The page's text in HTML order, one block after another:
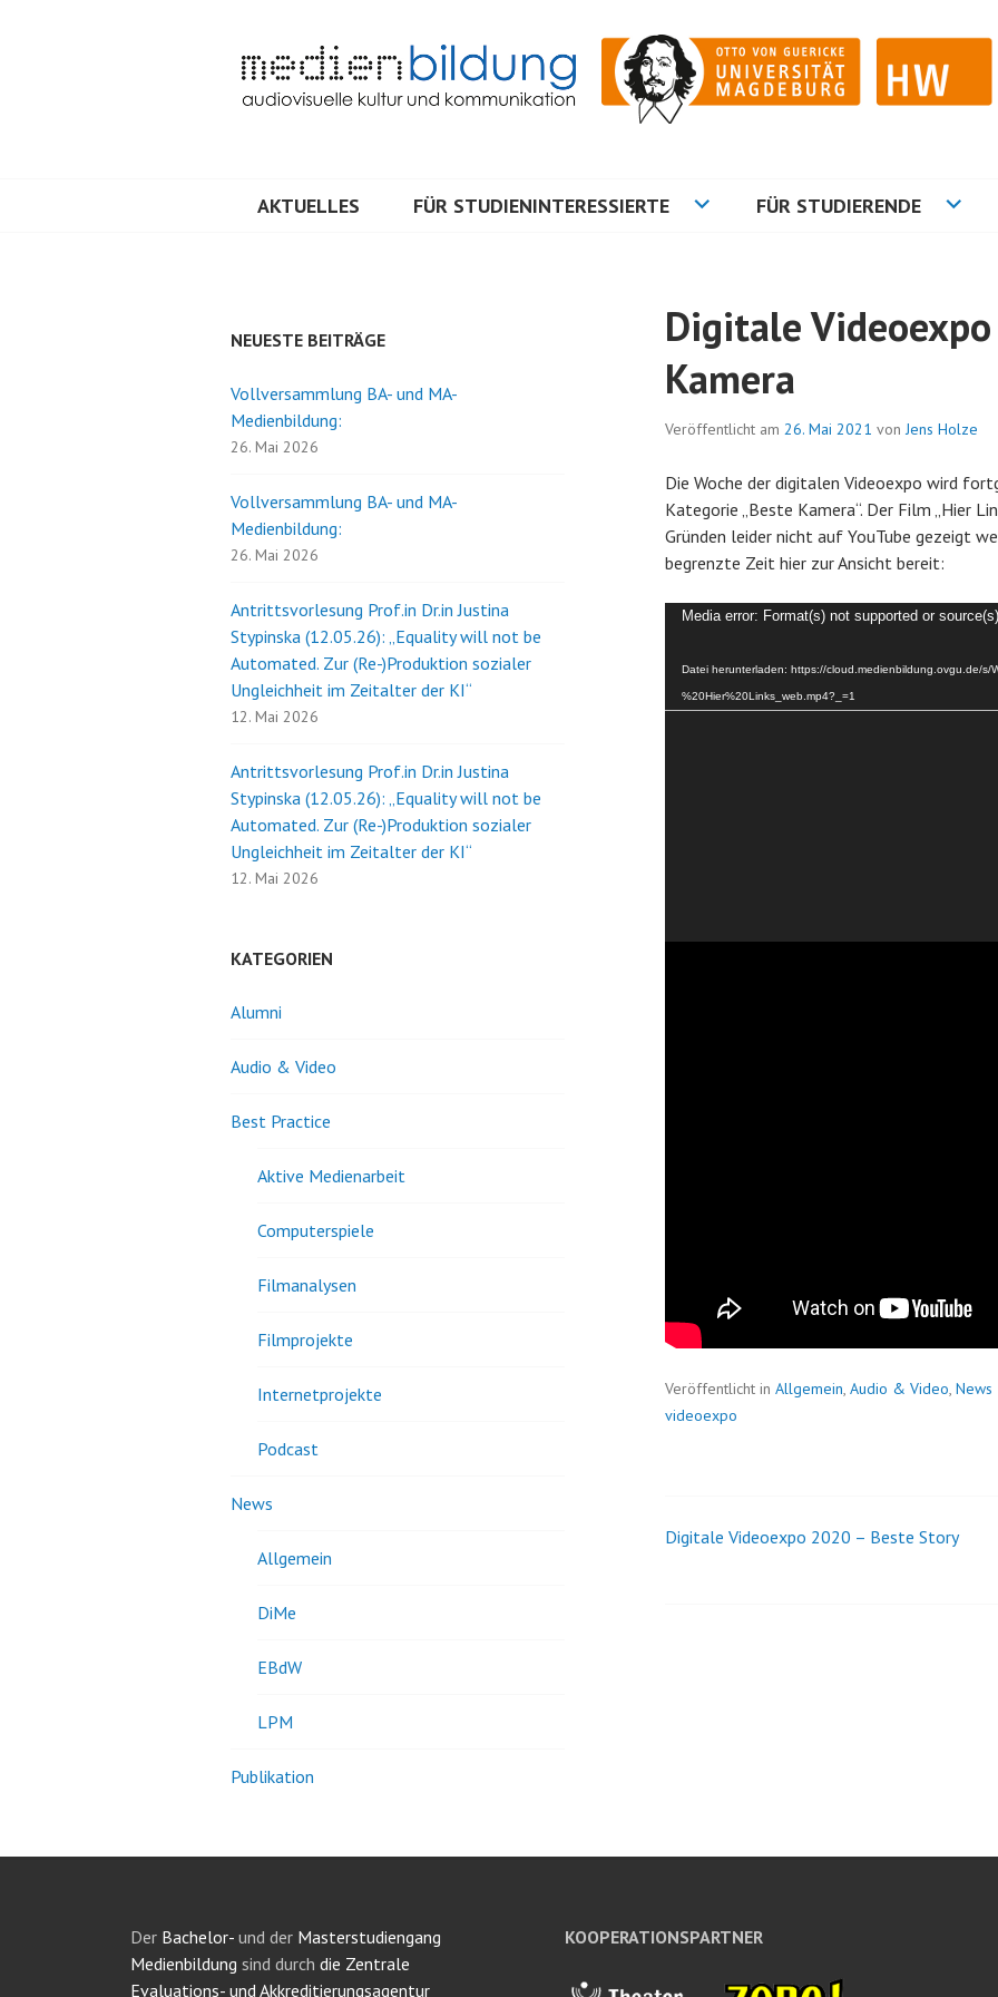
MEDIENBILDUNG
AKTUELLES FÜR STUDIENINTERESSIERTE FÜR STUDIERENDE
Digitale
Kamera
Veröffentlicht am 26. Mai 2021 vonJens Holze
Die Woche der digitalen Videoexpo wird
Kategorie „Beste Kamera“. Der Film „Hier
Gründen leider nicht auf YouTube gezeigt
begrenzte Zeit hier zur Ansicht bereit:
Video-
Media error: Format(s) not supported or
Datei herunterladen: https://cloud.medienbildung.ovgu.de/s/
%20Hier%20Links_web.mp4?_=1
Veröffentlicht in Allgemein, Audio & Video, News
videoexpo
Beitrags-
Digitale Videoexpo 2020 – Beste Story
NEUESTE BEITRÄGE
Vollversammlung BA- und MA-
Medienbildung:
26. Mai 2026
Vollversammlung BA- und MA-
Medienbildung:
26. Mai 2026
Antrittsvorlesung Prof.in Dr.in Justina
Stypinska (12.05.26): „Equality will not be
Automated. Zur (Re-)Produktion sozialer
Ungleichheit im Zeitalter der KI“
12. Mai 2026
Antrittsvorlesung Prof.in Dr.in Justina
Stypinska (12.05.26): „Equality will not be
Automated. Zur (Re-)Produktion sozialer
Ungleichheit im Zeitalter der KI“
12. Mai 2026
KATEGORIEN
Alumni
Audio & Video
Best Practice
Aktive Medienarbeit
Computerspiele
Filmanalysen
Filmprojekte
Internetprojekte
Podcast
News
Allgemein
DiMe
EBdW
LPM
Publikation
Der Bachelor- und der Masterstudiengang
Medienbildung sind durch die Zentrale
Evaluations- und Akkreditierungsagentur
KOOPERATIONSPARTNER